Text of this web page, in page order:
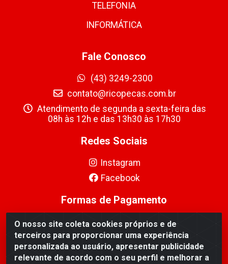
O nosso site coleta cookies próprios e de
terceiros para proporcionar uma experiência
personalizada ao usuário, apresentar publicidade
relevante de acordo com o seu perfil e melhorar a
TELEFONIA
INFORMÁTICA
Fale Conosco
(43) 3249-2300
contato@ricopecas.com.br
Atendimento de segunda a sexta-feira das
08h às 12h e das 13h30 às 17h30
Redes Sociais
Instagram
Facebook
Formas de Pagamento
Ricopeças Comércio de componentes Eletrônicos Ltda -